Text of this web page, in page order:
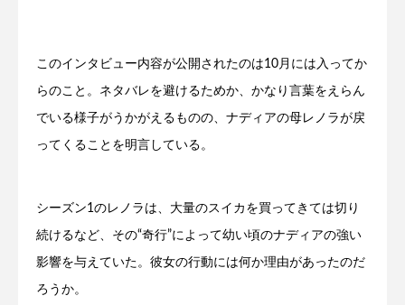
このインタビュー内容が公開されたのは10月には入ってか
らのこと。ネタバレを避けるためか、かなり言葉をえらん
でいる様子がうかがえるものの、ナディアの母レノラが戻
ってくることを明言している。
シーズン1のレノラは、大量のスイカを買ってきては切り
続けるなど、その“奇行”によって幼い頃のナディアの強い
影響を与えていた。彼女の行動には何か理由があったのだ
ろうか。